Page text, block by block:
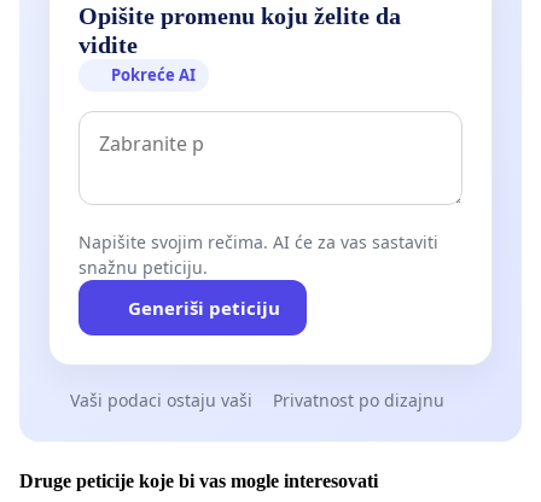
Opišite promenu koju želite da
vidite
Pokreće AI
Napišite svojim rečima. AI će za vas sastaviti
snažnu peticiju.
Generiši peticiju
Vaši podaci ostaju vaši Privatnost po dizajnu
Druge peticije koje bi vas mogle interesovati